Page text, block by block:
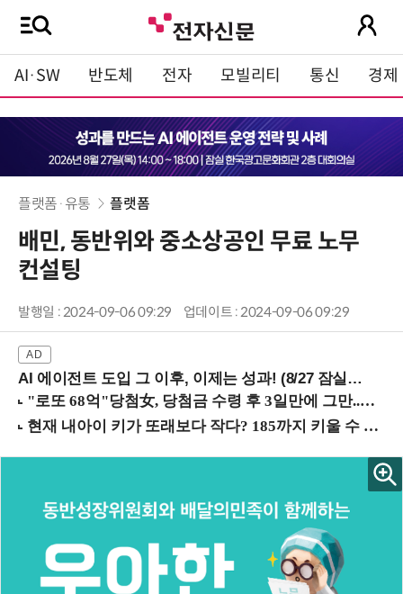
AI·SW 반도체 전자 모빌리티 통신 경제
플랫폼·유통 플랫폼
배민, 동반위와 중소상공인 무료 노무
컨설팅
발행일 : 2024-09-06 09:29 업데이트 : 2024-09-06 09:29
AI 에이전트 도입 그 이후, 이제는 성과! (8/27 잠실역)